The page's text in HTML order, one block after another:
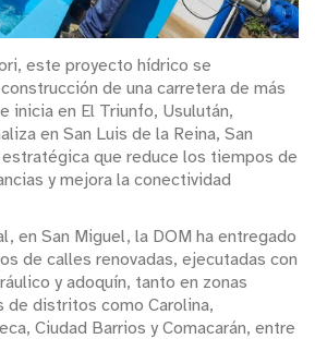
este proyecto hídrico se
de una carretera de más
inicia en El Triunfo, Usulután,
en San Luis de la Reina, San
que reduce los tiempos de
y mejora la conectividad
en San Miguel, la DOM ha entregado
de calles renovadas, ejecutadas con
y adoquín, tanto en zonas
de distritos como Carolina,
Ciudad Barrios y Comacarán, entre